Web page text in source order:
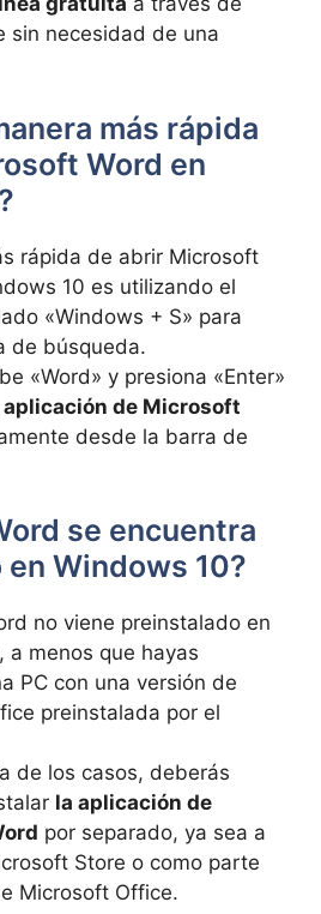
sin necesidad de una
más rápida
Word en
rápida de abrir Microsoft
10 es utilizando el
«Windows + S» para
de búsqueda.
«Word» y presiona «Enter»
aplicación de Microsoft
desde la barra de
se encuentra
Windows 10?
no viene preinstalado en
a menos que hayas
PC con una versión de
preinstalada por el
de los casos, deberás
la aplicación de
por separado, ya sea a
Store o como parte
Microsoft Office.